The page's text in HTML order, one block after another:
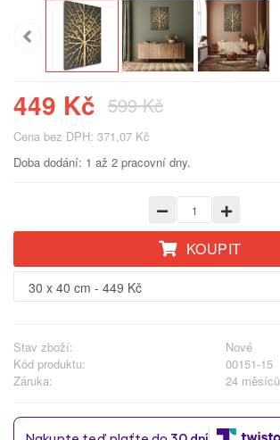
449 Kč 599 Kč
Cena bez DPH: 371,07 Kč
Doba dodání: 1 až 2 pracovní dny.
KOUPIT
Stav zboží:
Nové
Kód produktu:
00151-15
Záruka:
24 měsíců